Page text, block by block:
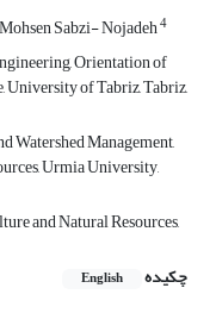
Mohsen Sabzi- Nojadeh4
Orientation of
of Tabriz, Tabriz,
Watershed Management,
Urmia University,
and Natural Resources,
چکیده
English